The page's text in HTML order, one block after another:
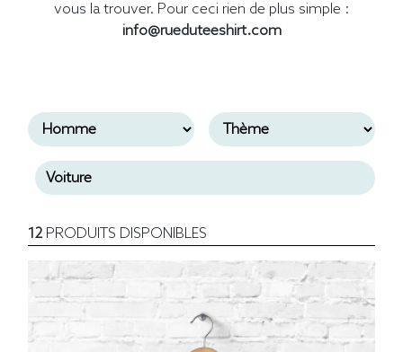
vous la trouver. Pour ceci rien de plus simple :
info@rueduteeshirt.com
12PRODUITS DISPONIBLES